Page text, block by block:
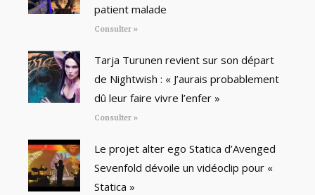
patient malade
Consulter »
Tarja Turunen revient sur son départ
de Nightwish : « J’aurais probablement
dû leur faire vivre l’enfer »
Consulter »
Le projet alter ego Statica d’Avenged
Sevenfold dévoile un vidéoclip pour «
Statica »